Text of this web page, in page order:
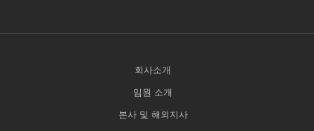
회사소개
임원 소개
본사 및 해외지사